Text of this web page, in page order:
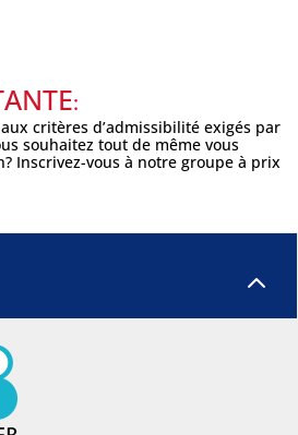
:
critères d’admissibilité exigés par
souhaitez tout de même vous
Inscrivez-vous à notre groupe à prix
2